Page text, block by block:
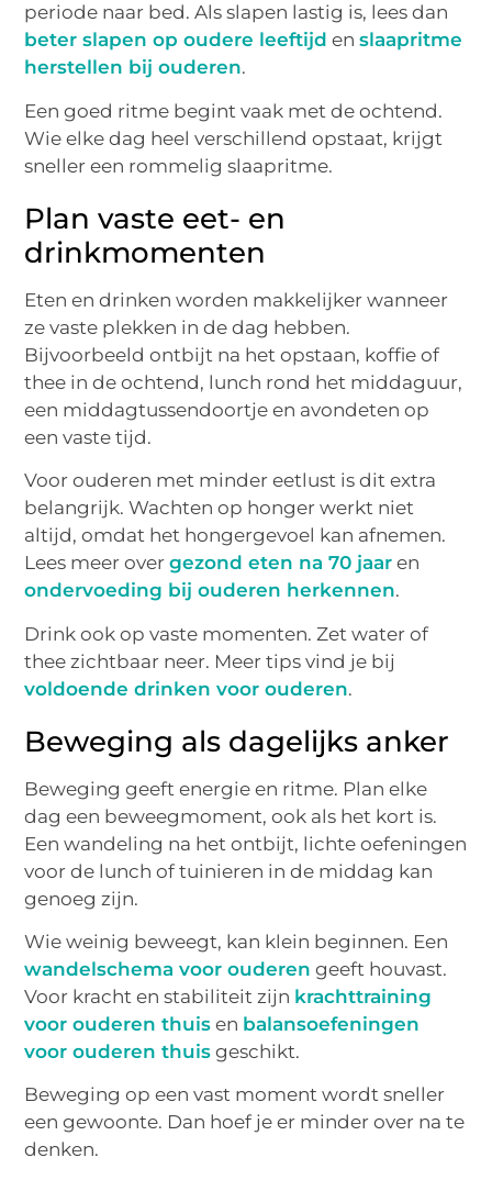
periode naar bed. Als slapen lastig is, lees dan
beter slapen op oudere leeftijd enslaapritme
herstellen bij ouderen.
Een goed ritme begint vaak met de ochtend.
Wie elke dag heel verschillend opstaat, krijgt
sneller een rommelig slaapritme.
Plan vaste eet- en
drinkmomenten
Eten en drinken worden makkelijker wanneer
ze vaste plekken in de dag hebben.
Bijvoorbeeld ontbijt na het opstaan, koffie of
thee in de ochtend, lunch rond het middaguur,
een middagtussendoortje en avondeten op
een vaste tijd.
Voor ouderen met minder eetlust is dit extra
belangrijk. Wachten op honger werkt niet
altijd, omdat het hongergevoel kan afnemen.
Lees meer overgezond eten na 70 jaar en
ondervoeding bij ouderen herkennen.
Drink ook op vaste momenten. Zet water of
thee zichtbaar neer. Meer tips vind je bij
voldoende drinken voor ouderen.
Beweging als dagelijks anker
Beweging geeft energie en ritme. Plan elke
dag een beweegmoment, ook als het kort is.
Een wandeling na het ontbijt, lichte oefeningen
voor de lunch of tuinieren in de middag kan
genoeg zijn.
Wie weinig beweegt, kan klein beginnen. Een
wandelschema voor ouderen geeft houvast.
Voor kracht en stabiliteit zijn krachttraining
voor ouderen thuis en balansoefeningen
voor ouderen thuis geschikt.
Beweging op een vast moment wordt sneller
een gewoonte. Dan hoef je er minder over na te
denken.